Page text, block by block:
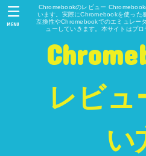
Chromebookのレビュー
います。実際にChromebookを使った
互換性やChromebookでのエミュレー
ューしていきます。本サイトはプ
レビュ
い
MENU